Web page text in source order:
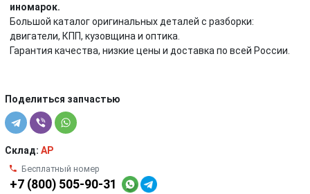
иномарок.
Большой каталог оригинальных деталей с разборки:
двигатели, КПП, кузовщина и оптика.
Гарантия качества, низкие цены и доставка по всей России.
Поделиться запчастью
Склад: AP
Бесплатный номер
+7 (800) 505-90-31